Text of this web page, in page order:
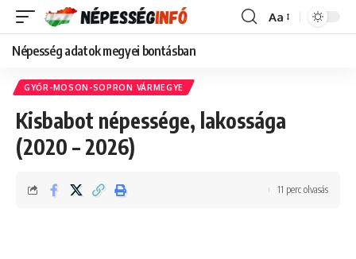
Font
Aa
Népesség adatok megyei bontásban
GYŐR-MOSON-SOPRON VÁRMEGYE
Kisbabot népessége, lakossága
(2020 – 2026)
11 perc olvasás